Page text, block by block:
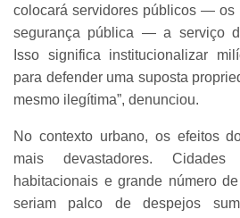
colocará servidores públicos — os
segurança pública — a serviço
Isso significa institucionalizar
para defender uma suposta
mesmo ilegítima”, denunciou.
No contexto urbano, os efeitos
mais devastadores.
habitacionais e grande número
seriam palco de despejos